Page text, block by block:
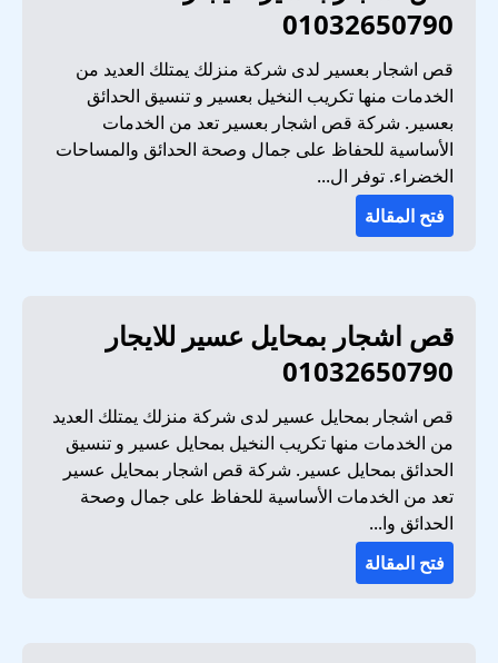
01032650790
قص اشجار بعسير لدى شركة منزلك يمتلك العديد من
الخدمات منها تكريب النخيل بعسير و تنسيق الحدائق
بعسير. شركة قص اشجار بعسير تعد من الخدمات
الأساسية للحفاظ على جمال وصحة الحدائق والمساحات
الخضراء. توفر ال...
فتح المقالة
قص اشجار بمحايل عسير للايجار
01032650790
قص اشجار بمحايل عسير لدى شركة منزلك يمتلك العديد
من الخدمات منها تكريب النخيل بمحايل عسير و تنسيق
الحدائق بمحايل عسير. شركة قص اشجار بمحايل عسير
تعد من الخدمات الأساسية للحفاظ على جمال وصحة
الحدائق وا...
فتح المقالة